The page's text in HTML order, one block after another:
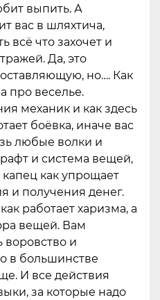
выпить. А
вас в шляхтича,
всё что захочет и
Да, это
но…. Как
про веселье.
механик и как здесь
боёвка, иначе вас
любые волки и
и система вещей,
капец как упрощает
и получения денег.
работает харизма, а
вещей. Вам
воровство и
в большинстве
И все действия
за которые надо